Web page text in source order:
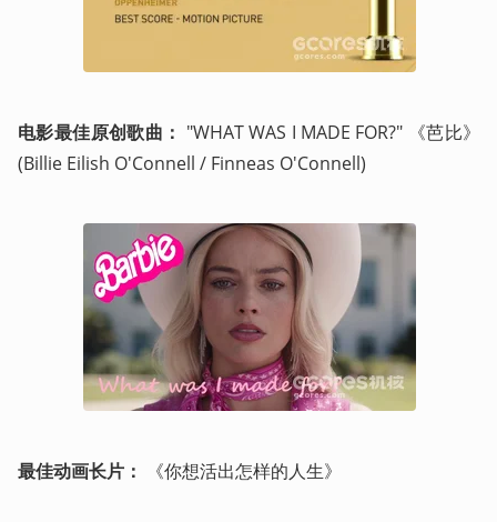
电影最佳原创歌曲： "WHAT WAS I MADE FOR?" 《芭比》
(Billie Eilish O'Connell / Finneas O'Connell)
最佳动画长片： 《你想活出怎样的人生》